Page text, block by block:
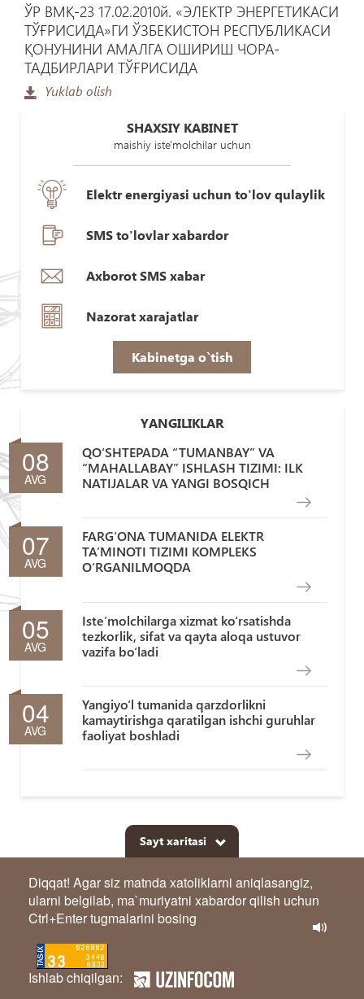
ЎР ВМҚ-23 17.02.2010й. «ЭЛЕКТР ЭНЕРГЕТИКАСИ
ТЎҒРИСИДА»ГИ ЎЗБЕКИСТОН РЕСПУБЛИКАСИ
ҚОНУНИНИ АМАЛГА ОШИРИШ ЧОРА-
ТАДБИРЛАРИ ТЎҒРИСИДА
Yuklab olish
SHAXSIY KABINET
maishiy iste'molchilar uchun
Elektr energiyasi uchun to'lov qulaylik
SMS to'lovlar xabardor
Axborot SMS xabar
Nazorat xarajatlar
Kabinetga o`tish
YANGILIKLAR
08
AVG
QO‘SHTEPADA “TUMANBAY” VA
“MAHALLABAY” ISHLASH TIZIMI: ILK
NATIJALAR VA YANGI BOSQICH
07
AVG
FARG‘ONA TUMANIDA ELEKTR
TA’MINOTI TIZIMI KOMPLEKS
O‘RGANILMOQDA
05
AVG
Iste’molchilarga xizmat ko‘rsatishda
tezkorlik, sifat va qayta aloqa ustuvor
vazifa bo‘ladi
04
AVG
Yangiyo‘l tumanida qarzdorlikni
kamaytirishga qaratilgan ishchi guruhlar
faoliyat boshladi
Sayt xaritasi
Diqqat! Agar siz matnda xatoliklarni aniqlasangiz,
ularni belgilab, ma`muriyatni xabardor qilish uchun
Ctrl+Enter tugmalarini bosing
Ishlab chiqilgan: